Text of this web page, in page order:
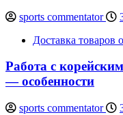
sports commentator
Доставка товаров
Работа с
— особенности
sports commentator